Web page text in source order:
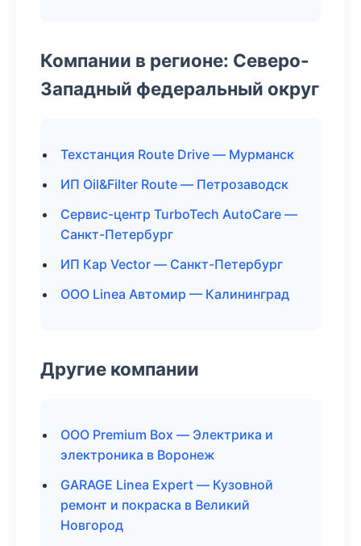
Компании в регионе: Северо-
Западный федеральный округ
Техстанция Route Drive — Мурманск
ИП Oil&Filter Route — Петрозаводск
Сервис-центр TurboTech AutoCare —
Санкт-Петербург
ИП Кар Vector — Санкт-Петербург
ООО Linea Автомир — Калининград
Другие компании
ООО Premium Box — Электрика и
электроника в Воронеж
GARAGE Linea Expert — Кузовной
ремонт и покраска в Великий
Новгород